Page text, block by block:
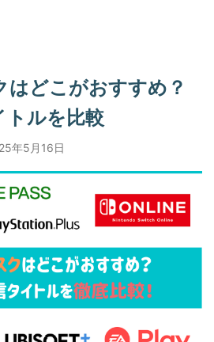
はどこがおすすめ？
トルを比較
年5月16日